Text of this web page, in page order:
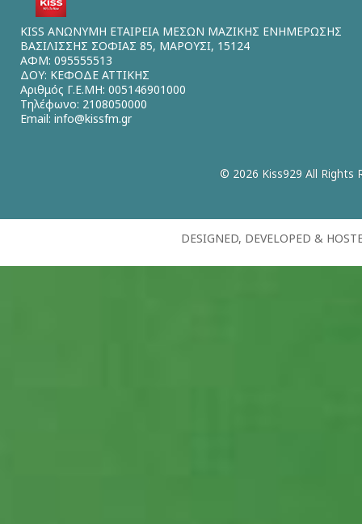
KISS ΑΝΩΝΥΜΗ ΕΤΑΙΡΕΙΑ ΜΕΣΩΝ ΜΑΖΙΚΗΣ ΕΝΗΜΕΡΩΣΗΣ
ΒΑΣΙΛΙΣΣΗΣ ΣΟΦΙΑΣ 85, ΜΑΡΟΥΣΙ, 15124
ΑΦΜ: 095555513
ΔΟΥ: ΚΕΦΟΔΕ ΑΤΤΙΚΗΣ
Αριθμός Γ.Ε.ΜΗ: 005146901000
Τηλέφωνο: 2108050000
Email: info@kissfm.gr
© 2026 Kiss929 All Rights
DESIGNED, DEVELOPED &